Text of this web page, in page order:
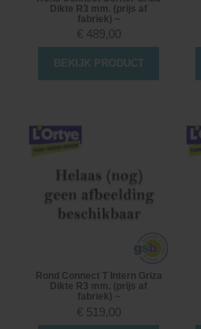
Dikte R3 mm. (prijs af
fabriek) ~
€ 489,00
BEKIJK PRODUCT
Rond Connect T Intern Griza
Dikte R3 mm. (prijs af
fabriek) ~
€ 519,00